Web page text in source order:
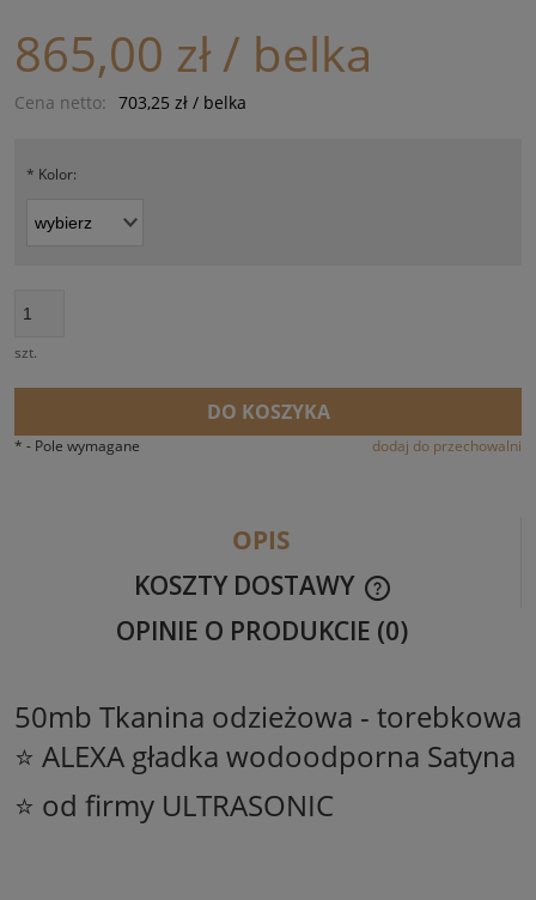
865,00 zł/ belka
Cena netto: 703,25 zł / belka
* Kolor:
szt.
DO KOSZYKA
dodaj do przechowalni
* - Pole wymagane
OPIS
KOSZTY DOSTAWY
KOSZTÓW
OPINIE O PRODUKCIE (0)
50mb Tkanina odzieżowa - torebkowa
⭐ ALEXA gładka wodoodporna Satyna
⭐ od firmy ULTRASONIC